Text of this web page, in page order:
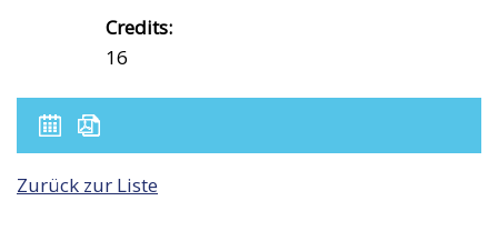
Credits:
16
Zurück zur Liste